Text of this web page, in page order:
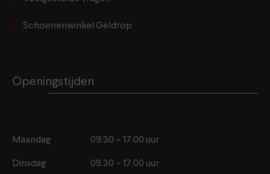
Schoenenwinkel Geldrop
Openingstijden
Maandag 09:30 – 17:00 uur
Dinsdag 09.30 – 17:00 uur